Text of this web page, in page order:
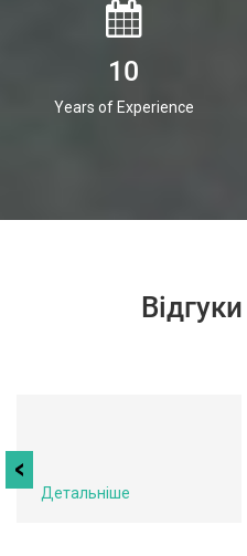
10
Years of Experience
Детальніше